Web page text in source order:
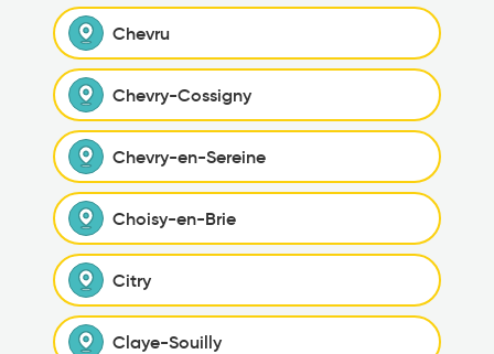
Chevru
Chevry-Cossigny
Chevry-en-Sereine
Choisy-en-Brie
Citry
Claye-Souilly